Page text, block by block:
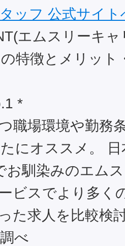
ッフ 公式サイト
*
職場環境や勤務
にオススメ。
お馴染みのエム
ビスでより多く
た求人を比較検
べ